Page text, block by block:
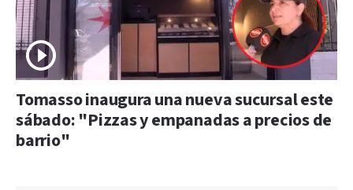
Tomasso inaugura una nueva sucursal este
sábado: "Pizzas y empanadas a precios de
barrio"